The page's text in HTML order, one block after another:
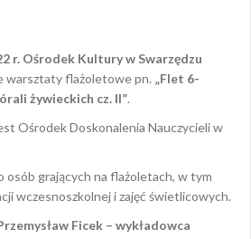
r. Ośrodek Kultury w Swarzędzu
warsztaty flażoletowe pn. „Flet 6-
żywieckich cz. II”.
Ośrodek Doskonalenia Nauczycieli w
osób grających na flażoletach, w tym
wczesnoszkolnej i zajęć świetlicowych.
Ficek – wykładowca